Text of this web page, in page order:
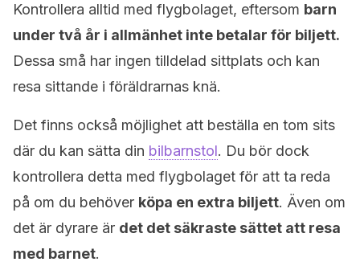
Kontrollera alltid med flygbolaget, eftersom barn
under två år i allmänhet inte betalar för biljett.
Dessa små har ingen tilldelad sittplats och kan
resa sittande i föräldrarnas knä.
Det finns också möjlighet att beställa en tom sits
där du kan sätta din bilbarnstol. Du bör dock
kontrollera detta med flygbolaget för att ta reda
på om du behöver köpa en extra biljett. Även om
det är dyrare är det det säkraste sättet att resa
med barnet.